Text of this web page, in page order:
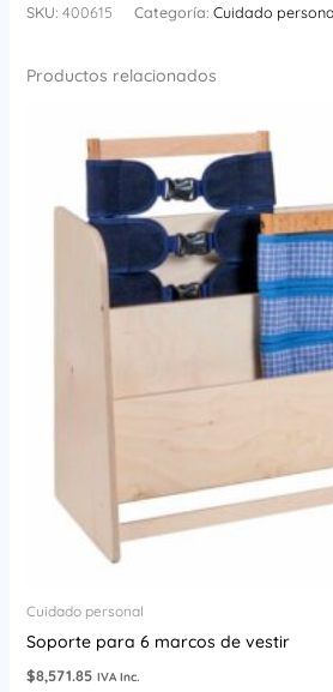
SKU: 400615 Categoría: Cuidado
Productos relacionados
Cuidado personal
Soporte para 6 marcos de vestir
$8,571.85 IVA Inc.